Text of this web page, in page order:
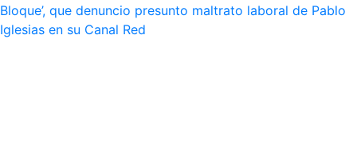
Bloque’, que denuncio presunto maltrato laboral de Pablo
Iglesias en su Canal Red